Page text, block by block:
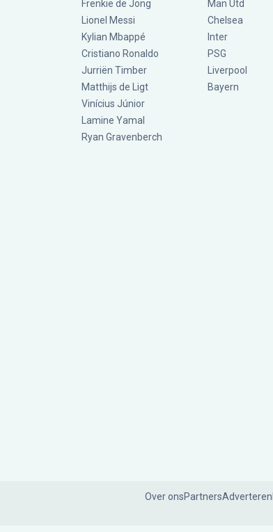
Frenkie de Jong
Lionel Messi
Kylian Mbappé
Cristiano Ronaldo
Jurriën Timber
Matthijs de Ligt
Vinícius Júnior
Lamine Yamal
Ryan Gravenberch
Man Utd
Chelsea
Inter
PSG
Liverpool
Bayern
Over onsPartnersAdverteren